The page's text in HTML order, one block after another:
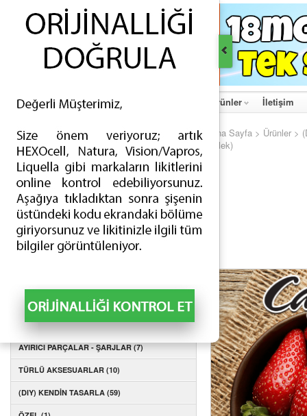
Ana Sayfa Hakkımızda Ürünler İletişim
ÜRÜNLER
İNDİRİMLİ ÜRÜNLER
ESİGARA - TEK APARATLI (68)
ESİGARA - ÇİFT APARATLI (4)
ELİKİT - TÜRLÜ AROMALI (288)
AYIRICI PARÇALAR - ATOMİZERLER (109)
AYIRICI PARÇALAR - KARTUŞLAR (1)
AYIRICI PARÇALAR - ŞARJLAR (7)
TÜRLÜ AKSESUARLAR (10)
(DIY) KENDİN TASARLA (59)
Ana Sayfa > Ürünler >
Çilek)